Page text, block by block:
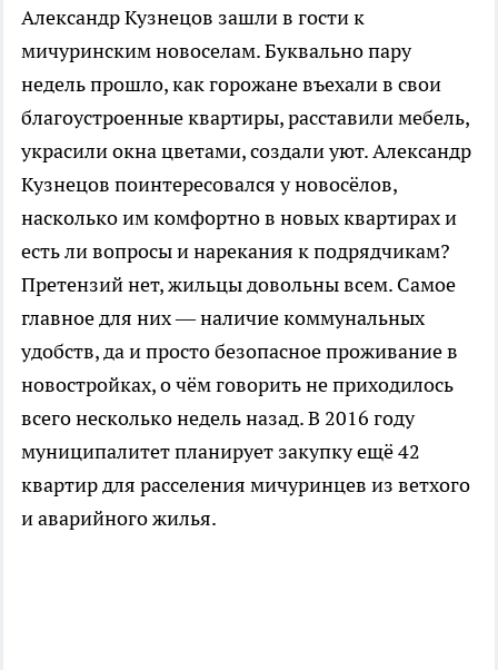
Александр Кузнецов зашли в гости к
мичуринским новоселам. Буквально пару
недель прошло, как горожане въехали в свои
благоустроенные квартиры, расставили мебель,
украсили окна цветами, создали уют. Александр
Кузнецов поинтересовался у новосёлов,
насколько им комфортно в новых квартирах и
есть ли вопросы и нарекания к подрядчикам?
Претензий нет, жильцы довольны всем. Самое
главное для них — наличие коммунальных
удобств, да и просто безопасное проживание в
новостройках, о чём говорить не приходилось
всего несколько недель назад. В 2016 году
муниципалитет планирует закупку ещё 42
квартир для расселения мичуринцев из ветхого
и аварийного жилья.